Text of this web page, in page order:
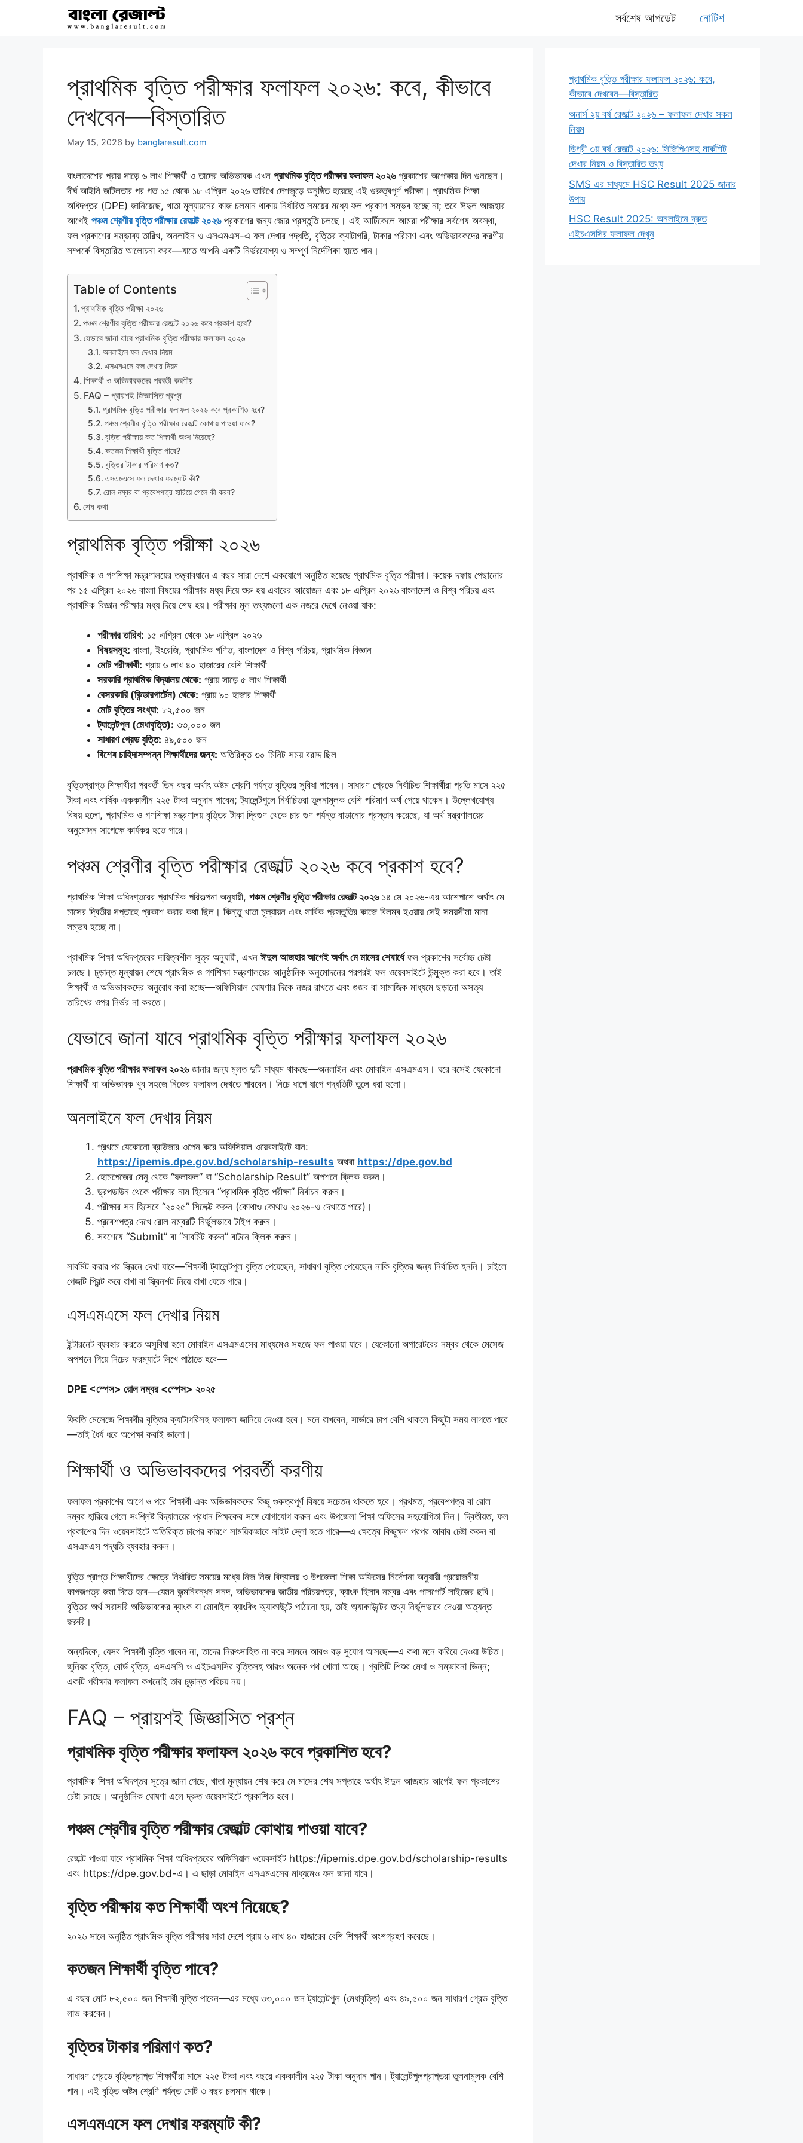
সর্বশেষ আপডেট নোটিশ
প্রাথমিক বৃত্তি পরীক্ষার ফলাফল ২০২৬: কবে, কীভাবে
দেখবেন—বিস্তারিত
May 15, 2026 by banglaresult.com
বাংলাদেশের প্রায় সাড়ে ৬ লাখ শিক্ষার্থী ও তাদের অভিভাবক এখন প্রাথমিক বৃত্তি পরীক্ষার ফলাফল ২০২৬প্রকাশের অপেক্ষায় দিন গুনছেন।
দীর্ঘ আইনি জটিলতার পর গত ১৫ থেকে ১৮ এপ্রিল ২০২৬ তারিখে দেশজুড়ে অনুষ্ঠিত হয়েছে এই গুরুত্বপূর্ণ পরীক্ষা। প্রাথমিক শিক্ষা
অধিদপ্তর (DPE) জানিয়েছে, খাতা মূল্যায়নের কাজ চলমান থাকায় নির্ধারিত সময়ের মধ্যে ফল প্রকাশ সম্ভব হচ্ছে না; তবে ঈদুল আজহার
আগেই পঞ্চম শ্রেণীর বৃত্তি পরীক্ষার রেজাল্ট ২০২৬প্রকাশের জন্য জোর প্রস্তুতি চলছে। এই আর্টিকেলে আমরা পরীক্ষার সর্বশেষ অবস্থা,
ফল প্রকাশের সম্ভাব্য তারিখ, অনলাইন ও এসএমএস-এ ফল দেখার পদ্ধতি, বৃত্তির ক্যাটাগরি, টাকার পরিমাণ এবং অভিভাবকদের করণীয়
সম্পর্কে বিস্তারিত আলোচনা করব—যাতে আপনি একটি নির্ভরযোগ্য ও সম্পূর্ণ নির্দেশিকা হাতে পান।
Table of Contents
প্রাথমিক বৃত্তি পরীক্ষা ২০২৬
পঞ্চম শ্রেণীর বৃত্তি পরীক্ষার রেজাল্ট ২০২৬ কবে প্রকাশ হবে?
যেভাবে জানা যাবে প্রাথমিক বৃত্তি পরীক্ষার ফলাফল ২০২৬
অনলাইনে ফল দেখার নিয়ম
এসএমএসে ফল দেখার নিয়ম
শিক্ষার্থী ও অভিভাবকদের পরবর্তী করণীয়
FAQ – প্রায়শই জিজ্ঞাসিত প্রশ্ন
প্রাথমিক বৃত্তি পরীক্ষার ফলাফল ২০২৬ কবে প্রকাশিত হবে?
পঞ্চম শ্রেণীর বৃত্তি পরীক্ষার রেজাল্ট কোথায় পাওয়া যাবে?
বৃত্তি পরীক্ষায় কত শিক্ষার্থী অংশ নিয়েছে?
কতজন শিক্ষার্থী বৃত্তি পাবে?
বৃত্তির টাকার পরিমাণ কত?
এসএমএসে ফল দেখার ফরম্যাট কী?
রোল নম্বর বা প্রবেশপত্র হারিয়ে গেলে কী করব?
শেষ কথা
প্রাথমিক বৃত্তি পরীক্ষা ২০২৬
প্রাথমিক ও গণশিক্ষা মন্ত্রণালয়ের তত্ত্বাবধানে এ বছর সারা দেশে একযোগে অনুষ্ঠিত হয়েছে প্রাথমিক বৃত্তি পরীক্ষা। কয়েক দফায় পেছানোর
পর ১৫ এপ্রিল ২০২৬ বাংলা বিষয়ের পরীক্ষার মধ্য দিয়ে শুরু হয় এবারের আয়োজন এবং ১৮ এপ্রিল ২০২৬ বাংলাদেশ ও বিশ্ব পরিচয় এবং
প্রাথমিক বিজ্ঞান পরীক্ষার মধ্য দিয়ে শেষ হয়। পরীক্ষার মূল তথ্যগুলো এক নজরে দেখে নেওয়া যাক:
পরীক্ষার তারিখ: ১৫ এপ্রিল থেকে ১৮ এপ্রিল ২০২৬
বিষয়সমূহ: বাংলা, ইংরেজি, প্রাথমিক গণিত, বাংলাদেশ ও বিশ্ব পরিচয়, প্রাথমিক বিজ্ঞান
মোট পরীক্ষার্থী: প্রায় ৬ লাখ ৪০ হাজারের বেশি শিক্ষার্থী
সরকারি প্রাথমিক বিদ্যালয় থেকে: প্রায় সাড়ে ৫ লাখ শিক্ষার্থী
বেসরকারি (কিন্ডারগার্টেন) থেকে: প্রায় ৯০ হাজার শিক্ষার্থী
মোট বৃত্তির সংখ্যা: ৮২,৫০০ জন
ট্যালেন্টপুল (মেধাবৃত্তি): ৩৩,০০০ জন
সাধারণ গ্রেড বৃত্তি: ৪৯,৫০০ জন
বিশেষ চাহিদাসম্পন্ন শিক্ষার্থীদের জন্য: অতিরিক্ত ৩০ মিনিট সময় বরাদ্দ ছিল
বৃত্তিপ্রাপ্ত শিক্ষার্থীরা পরবর্তী তিন বছর অর্থাৎ অষ্টম শ্রেণি পর্যন্ত বৃত্তির সুবিধা পাবেন। সাধারণ গ্রেডে নির্বাচিত শিক্ষার্থীরা প্রতি মাসে ২২৫
টাকা এবং বার্ষিক এককালীন ২২৫ টাকা অনুদান পাবেন; ট্যালেন্টপুলে নির্বাচিতরা তুলনামূলক বেশি পরিমাণ অর্থ পেয়ে থাকেন। উল্লেখযোগ্য
বিষয় হলো, প্রাথমিক ও গণশিক্ষা মন্ত্রণালয় বৃত্তির টাকা দ্বিগুণ থেকে চার গুণ পর্যন্ত বাড়ানোর প্রস্তাব করেছে, যা অর্থ মন্ত্রণালয়ের
অনুমোদন সাপেক্ষে কার্যকর হতে পারে।
পঞ্চম শ্রেণীর বৃত্তি পরীক্ষার রেজাল্ট ২০২৬ কবে প্রকাশ হবে?
প্রাথমিক শিক্ষা অধিদপ্তরের প্রাথমিক পরিকল্পনা অনুযায়ী, পঞ্চম শ্রেণীর বৃত্তি পরীক্ষার রেজাল্ট ২০২৬১৪ মে ২০২৬-এর আশেপাশে অর্থাৎ মে
মাসের দ্বিতীয় সপ্তাহে প্রকাশ করার কথা ছিল। কিন্তু খাতা মূল্যায়ন এবং সার্বিক প্রস্তুতির কাজে বিলম্ব হওয়ায় সেই সময়সীমা মানা
সম্ভব হচ্ছে না।
প্রাথমিক শিক্ষা অধিদপ্তরের দায়িত্বশীল সূত্র অনুযায়ী, এখন ঈদুল আজহার আগেই অর্থাৎ মে মাসের শেষার্ধেফল প্রকাশের সর্বোচ্চ চেষ্টা
চলছে। চূড়ান্ত মূল্যায়ন শেষে প্রাথমিক ও গণশিক্ষা মন্ত্রণালয়ের আনুষ্ঠানিক অনুমোদনের পরপরই ফল ওয়েবসাইটে উন্মুক্ত করা হবে। তাই
শিক্ষার্থী ও অভিভাবকদের অনুরোধ করা হচ্ছে—অফিসিয়াল ঘোষণার দিকে নজর রাখতে এবং গুজব বা সামাজিক মাধ্যমে ছড়ানো অসত্য
তারিখের ওপর নির্ভর না করতে।
যেভাবে জানা যাবে প্রাথমিক বৃত্তি পরীক্ষার ফলাফল ২০২৬
প্রাথমিক বৃত্তি পরীক্ষার ফলাফল ২০২৬জানার জন্য মূলত দুটি মাধ্যম থাকছে—অনলাইন এবং মোবাইল এসএমএস। ঘরে বসেই যেকোনো
শিক্ষার্থী বা অভিভাবক খুব সহজে নিজের ফলাফল দেখতে পারবেন। নিচে ধাপে ধাপে পদ্ধতিটি তুলে ধরা হলো।
অনলাইনে ফল দেখার নিয়ম
প্রথমে যেকোনো ব্রাউজার ওপেন করে অফিসিয়াল ওয়েবসাইটে যান:
https://ipemis.dpe.gov.bd/scholarship-results অথবা https://dpe.gov.bd
হোমপেজের মেনু থেকে “ফলাফল” বা “Scholarship Result” অপশনে ক্লিক করুন।
ড্রপডাউন থেকে পরীক্ষার নাম হিসেবে “প্রাথমিক বৃত্তি পরীক্ষা” নির্বাচন করুন।
পরীক্ষার সন হিসেবে “২০২৫” সিলেক্ট করুন (কোথাও কোথাও ২০২৬-ও দেখাতে পারে)।
প্রবেশপত্র দেখে রোল নম্বরটি নির্ভুলভাবে টাইপ করুন।
সবশেষে “Submit” বা “সাবমিট করুন” বাটনে ক্লিক করুন।
সাবমিট করার পর স্ক্রিনে দেখা যাবে—শিক্ষার্থী ট্যালেন্টপুল বৃত্তি পেয়েছেন, সাধারণ বৃত্তি পেয়েছেন নাকি বৃত্তির জন্য নির্বাচিত হননি। চাইলে
পেজটি প্রিন্ট করে রাখা বা স্ক্রিনশট নিয়ে রাখা যেতে পারে।
এসএমএসে ফল দেখার নিয়ম
ইন্টারনেট ব্যবহার করতে অসুবিধা হলে মোবাইল এসএমএসের মাধ্যমেও সহজে ফল পাওয়া যাবে। যেকোনো অপারেটরের নম্বর থেকে মেসেজ
অপশনে গিয়ে নিচের ফরম্যাটে লিখে পাঠাতে হবে—
DPE <স্পেস> রোল নম্বর <স্পেস> ২০২৫
ফিরতি মেসেজে শিক্ষার্থীর বৃত্তির ক্যাটাগরিসহ ফলাফল জানিয়ে দেওয়া হবে। মনে রাখবেন, সার্ভারে চাপ বেশি থাকলে কিছুটা সময় লাগতে পারে
—তাই ধৈর্য ধরে অপেক্ষা করাই ভালো।
শিক্ষার্থী ও অভিভাবকদের পরবর্তী করণীয়
ফলাফল প্রকাশের আগে ও পরে শিক্ষার্থী এবং অভিভাবকদের কিছু গুরুত্বপূর্ণ বিষয়ে সচেতন থাকতে হবে। প্রথমত, প্রবেশপত্র বা রোল
নম্বর হারিয়ে গেলে সংশ্লিষ্ট বিদ্যালয়ের প্রধান শিক্ষকের সঙ্গে যোগাযোগ করুন এবং উপজেলা শিক্ষা অফিসের সহযোগিতা নিন। দ্বিতীয়ত, ফল
প্রকাশের দিন ওয়েবসাইটে অতিরিক্ত চাপের কারণে সাময়িকভাবে সাইট স্লো হতে পারে—এ ক্ষেত্রে কিছুক্ষণ পরপর আবার চেষ্টা করুন বা
এসএমএস পদ্ধতি ব্যবহার করুন।
বৃত্তি প্রাপ্ত শিক্ষার্থীদের ক্ষেত্রে নির্ধারিত সময়ের মধ্যে নিজ নিজ বিদ্যালয় ও উপজেলা শিক্ষা অফিসের নির্দেশনা অনুযায়ী প্রয়োজনীয়
কাগজপত্র জমা দিতে হবে—যেমন জন্মনিবন্ধন সনদ, অভিভাবকের জাতীয় পরিচয়পত্র, ব্যাংক হিসাব নম্বর এবং পাসপোর্ট সাইজের ছবি।
বৃত্তির অর্থ সরাসরি অভিভাবকের ব্যাংক বা মোবাইল ব্যাংকিং অ্যাকাউন্টে পাঠানো হয়, তাই অ্যাকাউন্টের তথ্য নির্ভুলভাবে দেওয়া অত্যন্ত
জরুরি।
অন্যদিকে, যেসব শিক্ষার্থী বৃত্তি পাবেন না, তাদের নিরুৎসাহিত না করে সামনে আরও বড় সুযোগ আসছে—এ কথা মনে করিয়ে দেওয়া উচিত।
জুনিয়র বৃত্তি, বোর্ড বৃত্তি, এসএসসি ও এইচএসসির বৃত্তিসহ আরও অনেক পথ খোলা আছে। প্রতিটি শিশুর মেধা ও সম্ভাবনা ভিন্ন;
একটি পরীক্ষার ফলাফল কখনোই তার চূড়ান্ত পরিচয় নয়।
FAQ – প্রায়শই জিজ্ঞাসিত প্রশ্ন
প্রাথমিক বৃত্তি পরীক্ষার ফলাফল ২০২৬ কবে প্রকাশিত হবে?
প্রাথমিক শিক্ষা অধিদপ্তর সূত্রে জানা গেছে, খাতা মূল্যায়ন শেষ করে মে মাসের শেষ সপ্তাহে অর্থাৎ ঈদুল আজহার আগেই ফল প্রকাশের
চেষ্টা চলছে। আনুষ্ঠানিক ঘোষণা এলে দ্রুত ওয়েবসাইটে প্রকাশিত হবে।
পঞ্চম শ্রেণীর বৃত্তি পরীক্ষার রেজাল্ট কোথায় পাওয়া যাবে?
রেজাল্ট পাওয়া যাবে প্রাথমিক শিক্ষা অধিদপ্তরের অফিসিয়াল ওয়েবসাইট https://ipemis.dpe.gov.bd/scholarship-results
এবং https://dpe.gov.bd-এ। এ ছাড়া মোবাইল এসএমএসের মাধ্যমেও ফল জানা যাবে।
বৃত্তি পরীক্ষায় কত শিক্ষার্থী অংশ নিয়েছে?
২০২৬ সালে অনুষ্ঠিত প্রাথমিক বৃত্তি পরীক্ষায় সারা দেশে প্রায় ৬ লাখ ৪০ হাজারের বেশি শিক্ষার্থী অংশগ্রহণ করেছে।
কতজন শিক্ষার্থী বৃত্তি পাবে?
এ বছর মোট ৮২,৫০০ জন শিক্ষার্থী বৃত্তি পাবেন—এর মধ্যে ৩৩,০০০ জন ট্যালেন্টপুল (মেধাবৃত্তি) এবং ৪৯,৫০০ জন সাধারণ গ্রেড বৃত্তি
লাভ করবেন।
বৃত্তির টাকার পরিমাণ কত?
সাধারণ গ্রেডে বৃত্তিপ্রাপ্ত শিক্ষার্থীরা মাসে ২২৫ টাকা এবং বছরে এককালীন ২২৫ টাকা অনুদান পান। ট্যালেন্টপুলপ্রাপ্তরা তুলনামূলক বেশি
পান। এই বৃত্তি অষ্টম শ্রেণি পর্যন্ত মোট ৩ বছর চলমান থাকে।
এসএমএসে ফল দেখার ফরম্যাট কী?
প্রাথমিক বৃত্তি পরীক্ষার ফলাফল ২০২৬: কবে,
কীভাবে দেখবেন—বিস্তারিত
অনার্স ২য় বর্ষ রেজাল্ট ২০২৬ – ফলাফল দেখার সকল
নিয়ম
ডিগ্রী ৩য় বর্ষ রেজাল্ট ২০২৬: সিজিপিএসহ মার্কশিট
দেখার নিয়ম ও বিস্তারিত তথ্য
SMS এর মাধ্যমে HSC Result 2025 জানার
উপায়
HSC Result 2025: অনলাইনে দ্রুত
এইচএসসির ফলাফল দেখুন